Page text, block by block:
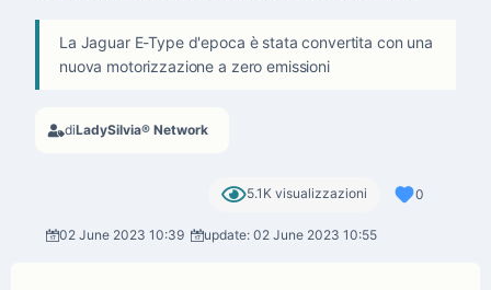
La Jaguar E-Type d'epoca è stata convertita con una
nuova motorizzazione a zero emissioni
diLadySilvia® Network
5.1K visualizzazioni 0
02 June 2023 10:39 update: 02 June 2023 10:55